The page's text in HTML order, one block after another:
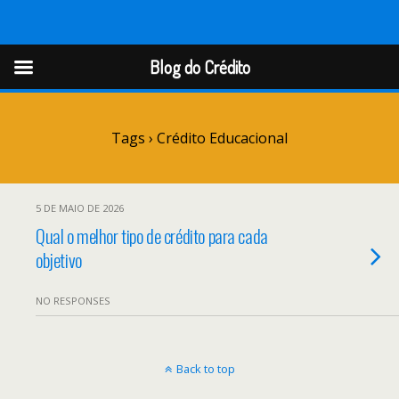
Blog do Crédito
Tags › Crédito Educacional
5 DE MAIO DE 2026
Qual o melhor tipo de crédito para cada
objetivo
NO RESPONSES
Back to top
Blog do Crédito